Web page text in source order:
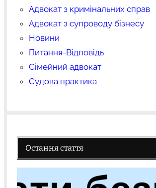
Адвокат з кримінальних справ
Адвокат з супроводу бізнесу
Новини
Питання-Відповідь
Сімейний адвокат
Судова практика
Остання стаття